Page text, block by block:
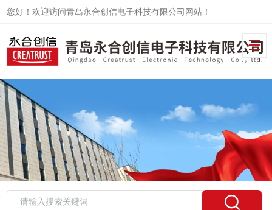
您好！欢迎访问青岛永合创信电子科技有限公司网站！